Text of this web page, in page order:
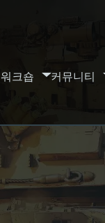
워크숍 커뮤니티